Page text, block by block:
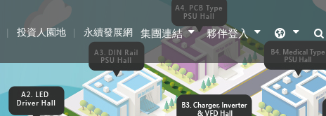
投資人園地 永續發展網 集團連結 夥伴登入